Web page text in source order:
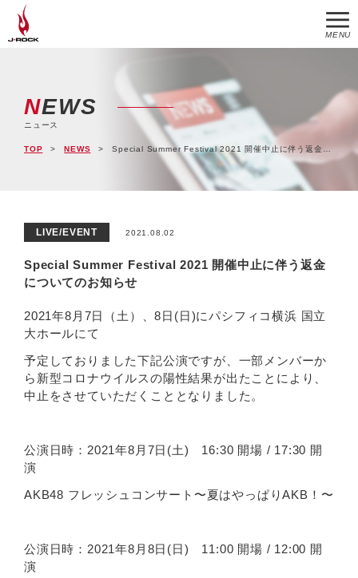
MENU
NEWS
ニュース
TOP NEWS Special Summer Festival 2021 開催中止に伴う返金についてのお知らせ
LIVE/EVENT 2021.08.02
Special Summer Festival 2021 開催中止に伴う返金
についてのお知らせ
2021年8月7日（土）、8日(日)にパシフィコ横浜 国立
大ホールにて
予定しておりました下記公演ですが、一部メンバーか
ら新型コロナウイルスの陽性結果が出たことにより、
中止をさせていただくこととなりました。
公演日時：2021年8月7日(土) 16:30 開場 / 17:30 開
演
AKB48 フレッシュコンサート〜夏はやっぱりAKB！〜
公演日時：2021年8月8日(日) 11:00 開場 / 12:00 開
演